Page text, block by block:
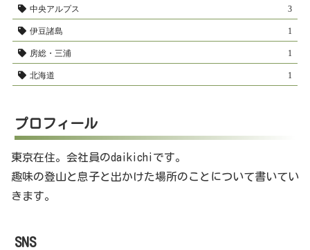
中央アルプス 3
伊豆諸島 1
房総・三浦 1
北海道 1
プロフィール
東京在住。会社員のdaikichiです。
趣味の登山と息子と出かけた場所のことについて書いてい
きます。
SNS